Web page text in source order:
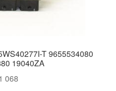
T 9655534080
19040ZA
068